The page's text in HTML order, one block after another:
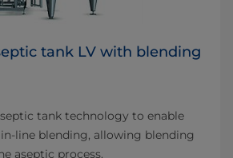
tank LV with blending
tank technology to enable
line blending, allowing blending
aseptic process.